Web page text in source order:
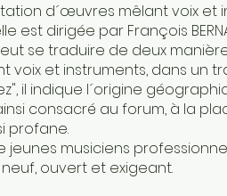
d´œuvres mêlant voix
est dirigée par François
se traduire de deux
voix et instruments, dans un
il indique l´origine
consacré au forum, à la
profane.
jeunes musiciens
ouvert et exigeant.